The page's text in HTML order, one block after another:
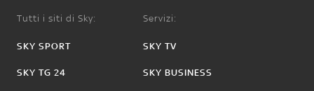
Tutti i siti di Sky:
SKY SPORT
SKY TG 24
Servizi:
SKY TV
SKY BUSINESS